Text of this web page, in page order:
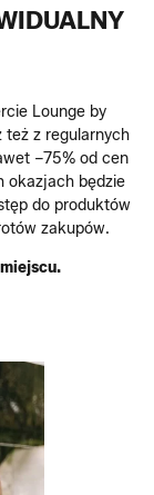
Lounge by
też z regularnych
–75% od cen
okazjach będzie
do produktów
zakupów.